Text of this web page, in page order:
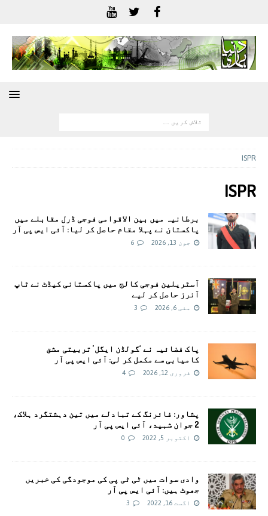
ISPR
ISPR
برطانیہ میں بین الاقوامی فوجی ڈرل مقابلے میں
پاکستان نے پہلا مقام حاصل کر لیا: آئی ایس پی آر
جون 13, 2026 6
آسٹریلین فوجی کالج میں پاکستانی کیڈٹ نے ٹاپ
آنرز حاصل کر لیے
مئی 6, 2026 3
پاک فضائیہ نے ‘گولڈن ایگل’ تربیتی مشق
کامیابی سے مکمل کر لی: آئی ایس پی آر
فروری 12, 2026 4
پشاور: فائرنگ کے تبادلے میں تین دہشتگرد ہلاک،
2 جوان شہید، آئی ایس پی آر
اکتوبر 5, 2022 0
وادی سوات میں ٹی ٹی پی کی موجودگی کی خبريں
جھوٹ ہیں: آئی ایس پی آر
اگست 16, 2022 3